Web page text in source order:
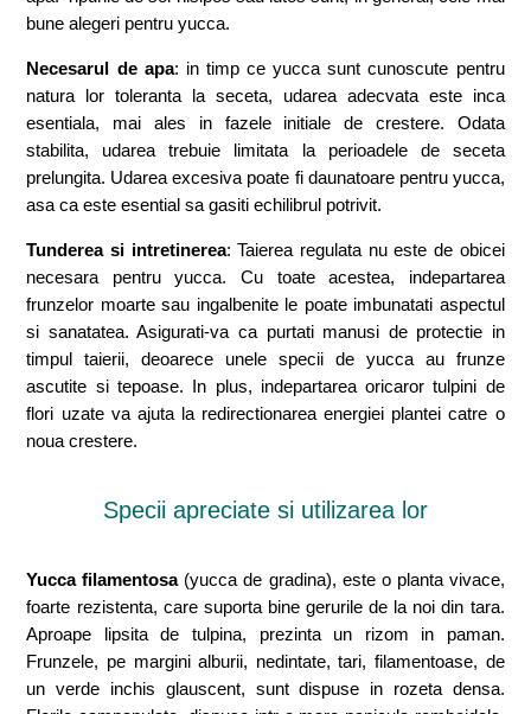
bune alegeri pentru yucca.
Necesarul de apa: in timp ce yucca sunt cunoscute pentru
natura lor toleranta la seceta, udarea adecvata este inca
esentiala, mai ales in fazele initiale de crestere. Odata
stabilita, udarea trebuie limitata la perioadele de seceta
prelungita. Udarea excesiva poate fi daunatoare pentru yucca,
asa ca este esential sa gasiti echilibrul potrivit.
Tunderea si intretinerea: Taierea regulata nu este de obicei
necesara pentru yucca. Cu toate acestea, indepartarea
frunzelor moarte sau ingalbenite le poate imbunatati aspectul
si sanatatea. Asigurati-va ca purtati manusi de protectie in
timpul taierii, deoarece unele specii de yucca au frunze
ascutite si tepoase. In plus, indepartarea oricaror tulpini de
flori uzate va ajuta la redirectionarea energiei plantei catre o
noua crestere.
Specii apreciate si utilizarea lor
Yucca filamentosa(yucca de gradina), este o planta vivace,
foarte rezistenta, care suporta bine gerurile de la noi din tara.
Aproape lipsita de tulpina, prezinta un rizom in paman.
Frunzele, pe margini alburii, nedintate, tari, filamentoase, de
un verde inchis glauscent, sunt dispuse in rozeta densa.